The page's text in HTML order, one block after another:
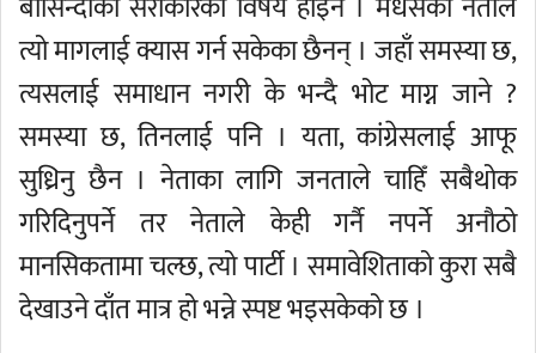
त्यो मागलाई क्यास गर्न सकेका छैनन् । जहाँ समस्या छ,
त्यसलाई समाधान नगरी के भन्दै भोट माग्न जाने ?
समस्या छ, तिनलाई पनि । यता, कांग्रेसलाई आफू
सुध्रिनु छैन । नेताका लागि जनताले चाहिँ सबैथोक
गरिदिनुपर्ने तर नेताले केही गर्नै नपर्ने अनौठो
मानसिकतामा चल्छ, त्यो पार्टी । समावेशिताको कुरा सबै
देखाउने दाँत मात्र हो भन्ने स्पष्ट भइसकेको छ ।